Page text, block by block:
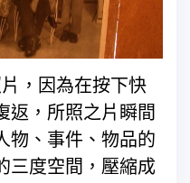
，因為在按下快
返，所照之片瞬間
物、事件、物品的
三度空間，壓縮成